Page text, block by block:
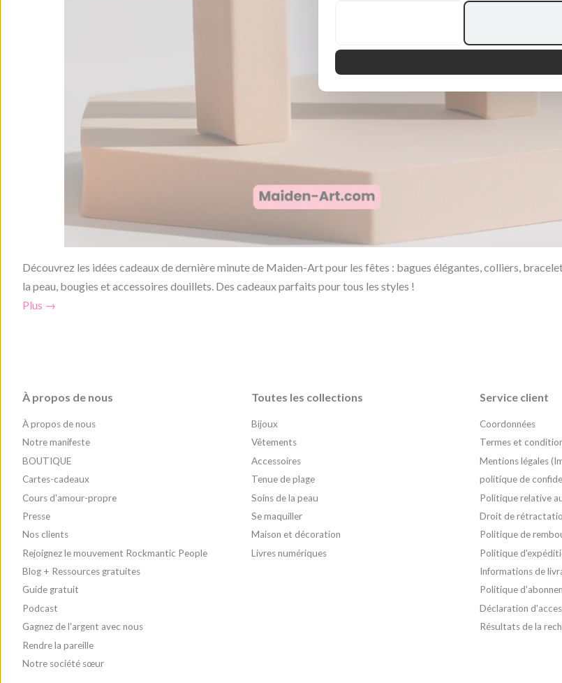
Découvrez les idées cadeaux de dernière minute de Maiden-Art pour les fêtes : bagues élégantes, colliers,
la peau, bougies et accessoires douillets. Des cadeaux parfaits pour tous les styles !
Plus →
À propos de nous
À propos de nous
Notre manifeste
BOUTIQUE
Cartes-cadeaux
Cours d'amour-propre
Presse
Nos clients
Rejoignez le mouvement Rockmantic People
Blog + Ressources gratuites
Guide gratuit
Podcast
Gagnez de l'argent avec nous
Rendre la pareille
Notre société sœur
Toutes les collections
Bijoux
Vêtements
Accessoires
Tenue de plage
Soins de la peau
Se maquiller
Maison et décoration
Livres numériques
Service client
Coordonnées
Termes et
Mentions légales
politique de
Politique relative
Droit de
Politique de
Politique
Informations de
Politique
Déclaration
Résultats de la